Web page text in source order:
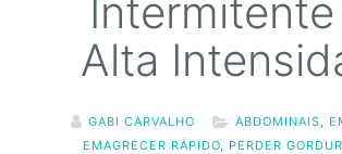
Alta
GABI CARVALHO ABDOMINAIS
EMAGRECER RÁPIDO, PERDER